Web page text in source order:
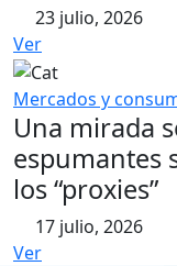
23 julio, 2026
Ver
Mercados y
Una mirada
espumantes
los “proxies”
17 julio, 2026
Ver